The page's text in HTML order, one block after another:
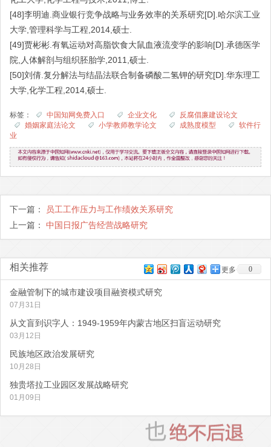
[48]李明迪.商业银行竞争战略与业务效率的关系研究[D].哈尔滨工业
大学,管理科学与工程,2014,硕士.
[49]贾彬彬.有氧运动对高脂饮食大鼠血液流变学的影响[D].承德医学
院,人体解剖与组织胚胎学,2011,硕士.
[50]刘倩.复分解法与结晶法联合制备磷酸二氢钾的研究[D].华东理工
大学,化学工程,2014,硕士.
标签： 中国知网免费入口 企业文化
反腐倡廉建设论文
婚姻家庭法论文
小学教师教学论文 成熟度模型
软件行
业
下一篇：
员工工作压力与工作绩效关系研究
上一篇： 中国日报广告经营战略研究
相关推荐 更多 0
金融管制下的城市建设项目融资模式研究
07月31日
从文盲到识字人：1949-1959年内蒙古地区扫盲运动研究
03月12日
民族地区政治发展研究
10月28日
独贵塔拉工业园区发展战略研究
01月09日